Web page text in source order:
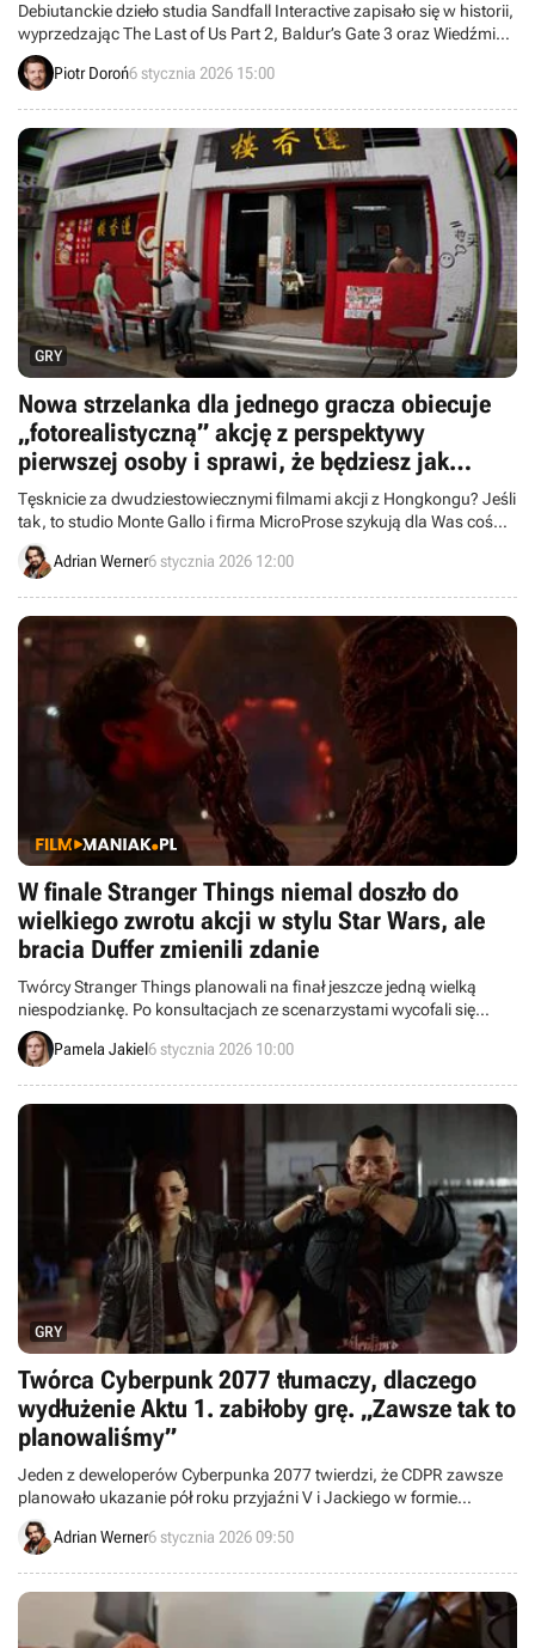
Debiutanckie dzieło studia Sandfall Interactive zapisało się w historii,
wyprzedzając The Last of Us Part 2, Baldur’s Gate 3 oraz Wiedźmina
3 pod względem liczby zdobytych tytułów Gry Roku.
Piotr Doroń6 stycznia 2026 15:00
GRY
Nowa strzelanka dla jednego gracza obiecuje
„fotorealistyczną” akcję z perspektywy
pierwszej osoby i sprawi, że będziesz jak
bohater filmu Johna Woo
Tęsknicie za dwudziestowiecznymi filmami akcji z Hongkongu? Jeśli
tak, to studio Monte Gallo i firma MicroProse szykują dla Was coś
specjalnego.
Adrian Werner6 stycznia 2026 12:00
W finale Stranger Things niemal doszło do
wielkiego zwrotu akcji w stylu Star Wars, ale
bracia Duffer zmienili zdanie
Twórcy Stranger Things planowali na finał jeszcze jedną wielką
niespodziankę. Po konsultacjach ze scenarzystami wycofali się
jednak ze swojego pomysłu.
Pamela Jakiel6 stycznia 2026 10:00
GRY
Twórca Cyberpunk 2077 tłumaczy, dlaczego
wydłużenie Aktu 1. zabiłoby grę. „Zawsze tak to
planowaliśmy”
Jeden z deweloperów Cyberpunka 2077 twierdzi, że CDPR zawsze
planowało ukazanie pół roku przyjaźni V i Jackiego w formie
krótkiego filmiku. Pokazane tam sceny nie są wyciętą zawartością.
Adrian Werner6 stycznia 2026 09:50